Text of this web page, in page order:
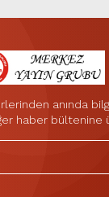
anında
haber bültenine